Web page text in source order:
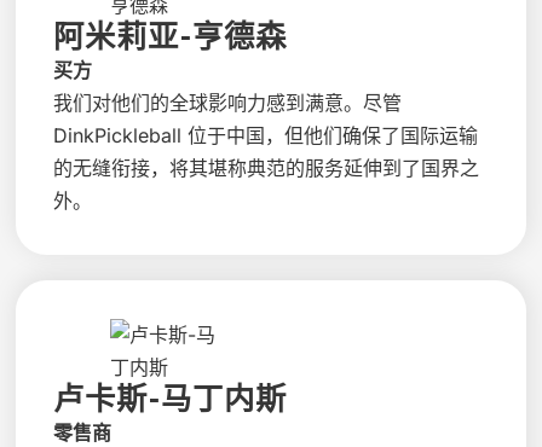
阿米莉亚-亨德森
买方
我们对他们的全球影响力感到满意。尽管
DinkPickleball 位于中国，但他们确保了国际运输
的无缝衔接，将其堪称典范的服务延伸到了国界之
外。
卢卡斯-马丁内斯
零售商